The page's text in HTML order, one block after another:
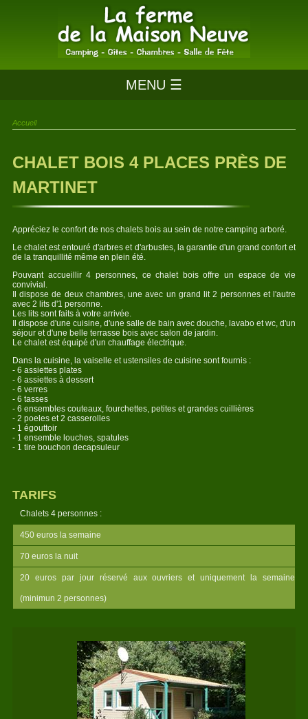
MENU ☰
Accueil
CHALET BOIS 4 PLACES PRÈS DE
MARTINET
Appréciez le confort de nos chalets bois au sein de notre camping arboré.
Le chalet est entouré d'arbres et d'arbustes, la garantie d'un grand confort et
de la tranquillité même en plein été.
Pouvant accueillir 4 personnes, ce chalet bois offre un espace de vie
convivial.
Il dispose de deux chambres, une avec un grand lit 2 personnes et l'autre
avec 2 lits d'1 personne.
Les lits sont faits à votre arrivée.
Il dispose d'une cuisine, d'une salle de bain avec douche, lavabo et wc, d'un
séjour et d'une belle terrasse bois avec salon de jardin.
Le chalet est équipé d'un chauffage électrique.
Dans la cuisine, la vaiselle et ustensiles de cuisine sont fournis :
- 6 assiettes plates
- 6 assiettes à dessert
- 6 verres
- 6 tasses
- 6 ensembles couteaux, fourchettes, petites et grandes cuillières
- 2 poeles et 2 casserolles
- 1 égouttoir
- 1 ensemble louches, spatules
- 1 tire bouchon decapsuleur
TARIFS
Chalets 4 personnes :
450 euros la semaine
70 euros la nuit
20 euros par jour réservé aux ouvriers et uniquement la semaine
(minimun 2 personnes)